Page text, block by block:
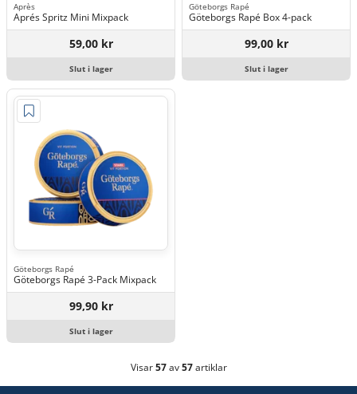
Après
Aprés Spritz Mini Mixpack
59,00 kr
Slut i lager
Göteborgs Rapé
Göteborgs Rapé Box 4-pack
99,00 kr
Slut i lager
Göteborgs Rapé
Göteborgs Rapé 3-Pack Mixpack
99,90 kr
Slut i lager
Visar57av57artiklar